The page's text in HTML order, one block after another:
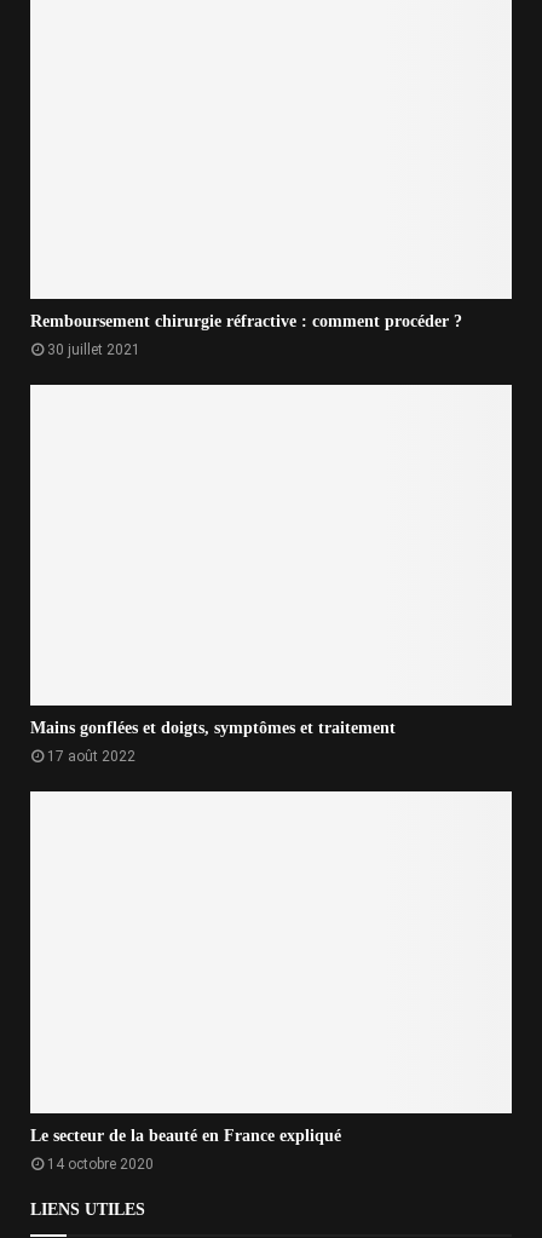
Remboursement chirurgie réfractive : comment procéder ?
30 juillet 2021
Mains gonflées et doigts, symptômes et traitement
17 août 2022
Le secteur de la beauté en France expliqué
14 octobre 2020
LIENS UTILES